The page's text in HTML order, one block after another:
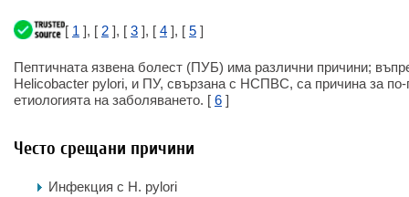
[ 1 ], [ 2 ], [ 3 ], [ 4 ], [ 5 ]
Пептичната язвена болест (ПУБ) има различни причини;
Helicobacter pylori, и ПУ, свързана с НСПВС, са причина за по-
етиологията на заболяването. [ 6 ]
Често срещани причини
Инфекция с H. pylori